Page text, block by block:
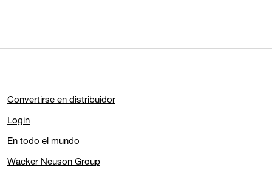
Convertirse en distribuidor
Login
En todo el mundo
Wacker Neuson Group